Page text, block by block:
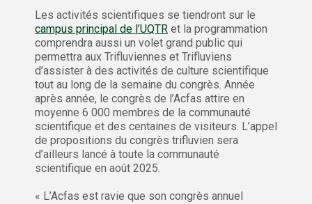
Les activités scientifiques se tiendront sur le
campus principal de l’UQTR et la programmation
comprendra aussi un volet grand public qui
permettra aux Trifluviennes et Trifluviens
d’assister à des activités de culture scientifique
tout au long de la semaine du congrès. Année
après année, le congrès de l’Acfas attire en
moyenne 6 000 membres de la communauté
scientifique et des centaines de visiteurs. L’appel
de propositions du congrès trifluvien sera
d’ailleurs lancé à toute la communauté
scientifique en août 2025.
« L’Acfas est ravie que son congrès annuel